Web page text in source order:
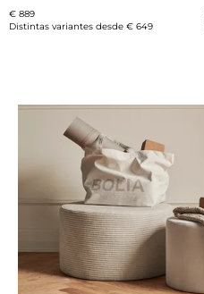
€ 889
Distintas variantes desde € 649